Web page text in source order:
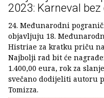
2023: Karneval
24. Međunarodni
objavljuju 18.
Histriae za kratku priču
Najbolji rad bit će
1.400,00 eura, rok za
svečano dodijeliti autoru
Tomizza.